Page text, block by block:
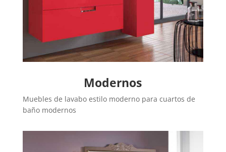
Modernos
Muebles de lavabo estilo moderno para cuartos de
baño modernos